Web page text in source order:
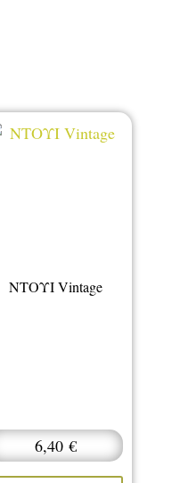
ΝΤΟΥΙ Vintage
6,40 €